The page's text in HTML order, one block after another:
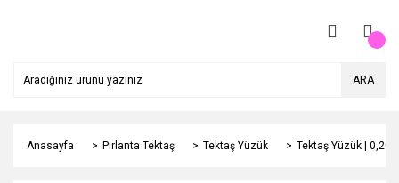
ARA
Anasayfa Pırlanta Tektaş Tektaş Yüzük Tektaş Yüzük | 0,20